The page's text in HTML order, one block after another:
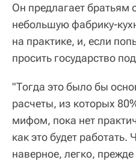
Он предлагает братьям
небольшую фабрику-
на практике, и, если
просить государство
"Тогда это было бы
расчеты, из которых
мифом, пока нет
как это будет
наверное, легко,